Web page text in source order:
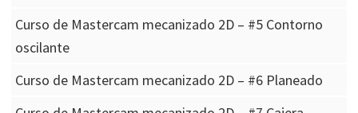
Curso de Mastercam mecanizado 2D – #5 Contorno
oscilante
Curso de Mastercam mecanizado 2D – #6 Planeado